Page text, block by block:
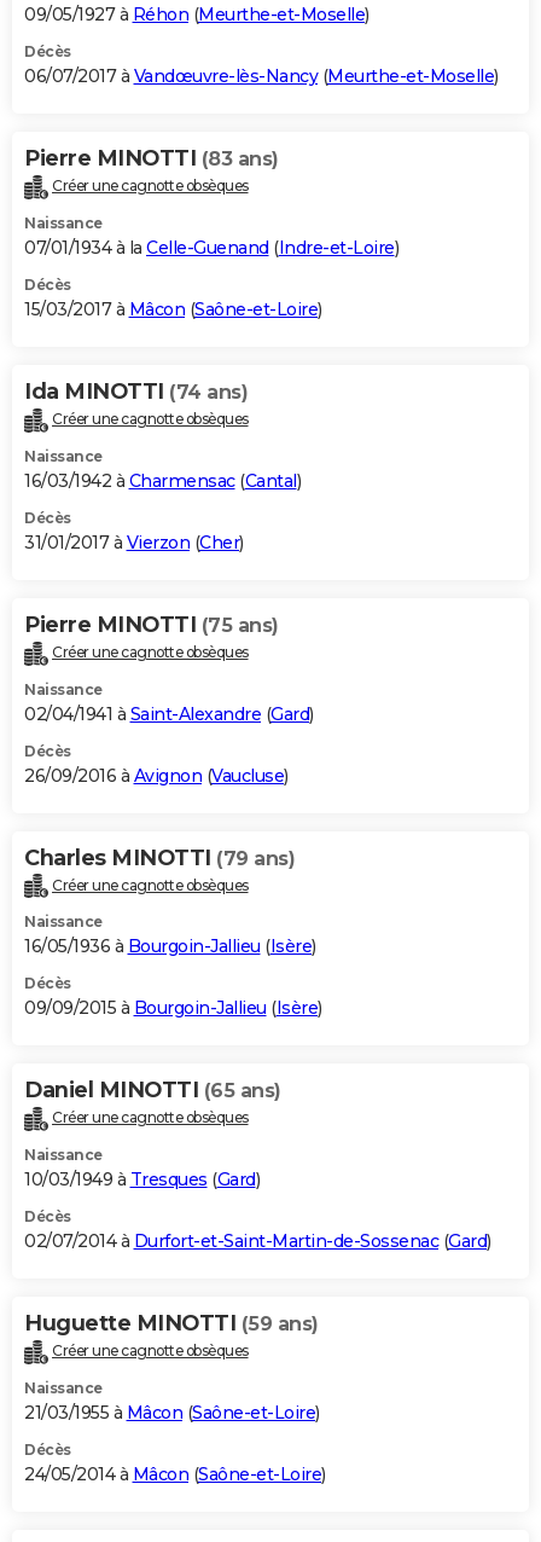
09/05/1927 à Réhon (Meurthe-et-Moselle)
Décès
06/07/2017 à Vandœuvre-lès-Nancy(Meurthe-et-Moselle)
Pierre MINOTTI (83 ans)
Créer une cagnotte obsèques
Naissance
07/01/1934 à la Celle-Guenand (Indre-et-Loire)
Décès
15/03/2017 à Mâcon (Saône-et-Loire)
Ida MINOTTI (74 ans)
Créer une cagnotte obsèques
Naissance
16/03/1942 à Charmensac(Cantal)
Décès
31/01/2017 à Vierzon (Cher)
Pierre MINOTTI (75 ans)
Créer une cagnotte obsèques
Naissance
02/04/1941 à Saint-Alexandre (Gard)
Décès
26/09/2016 à Avignon (Vaucluse)
Charles MINOTTI (79 ans)
Créer une cagnotte obsèques
Naissance
16/05/1936 à Bourgoin-Jallieu (Isère)
Décès
09/09/2015 à Bourgoin-Jallieu (Isère)
Daniel MINOTTI (65 ans)
Créer une cagnotte obsèques
Naissance
10/03/1949 à Tresques (Gard)
Décès
02/07/2014 à Durfort-et-Saint-Martin-de-Sossenac(Gard)
Huguette MINOTTI (59 ans)
Créer une cagnotte obsèques
Naissance
21/03/1955 à Mâcon (Saône-et-Loire)
Décès
24/05/2014 à Mâcon (Saône-et-Loire)